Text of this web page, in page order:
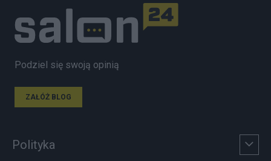
Podziel się swoją opinią
ZAŁÓŻ BLOG
Polityka